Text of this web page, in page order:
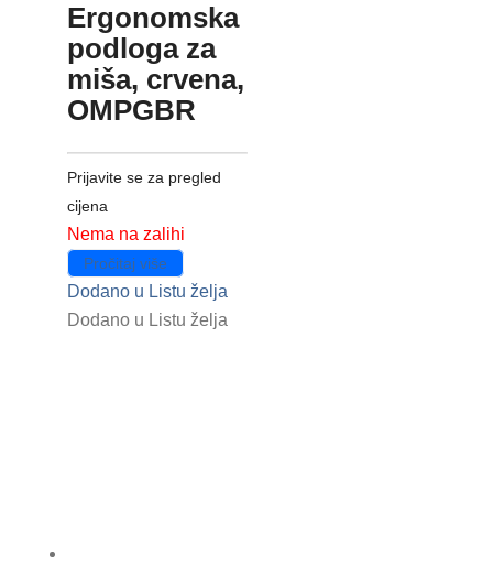
Ergonomska
podloga za
miša, crvena,
OMPGBR
Prijavite se za pregled
cijena
Nema na zalihi
Pročitaj više
Dodano u Listu želja
Dodano u Listu želja